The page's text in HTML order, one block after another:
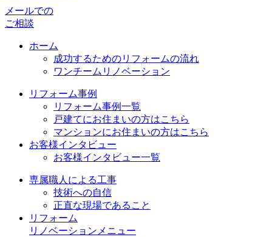
メールでの
ご相談
ホーム
成功するためのリフォームの流れ
ワンチームリノベーション
リフォーム事例
リフォーム事例一覧
戸建てにお住まいの方はこちら
マンションにお住まいの方はこちら
お客様インタビュー
お客様インタビュー一覧
専属職人による工事
技術への自信
正直な現場であること
リフォーム
リノベーションメニュー